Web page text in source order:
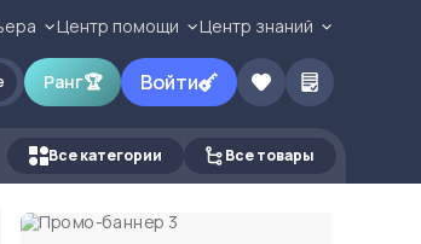
Центр помощи Центр знаний
Ранг🏆 Войти
Все категории Все товары